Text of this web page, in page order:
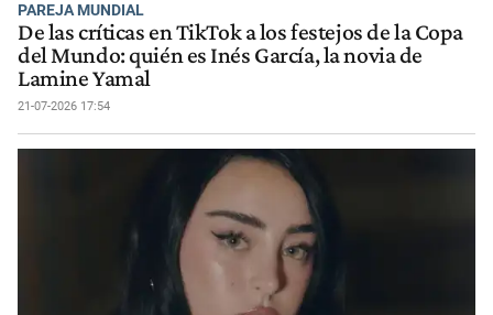
PAREJA MUNDIAL
De las críticas en TikTok a los festejos de la Copa
del Mundo: quién es Inés García, la novia de
Lamine Yamal
21-07-2026 17:54